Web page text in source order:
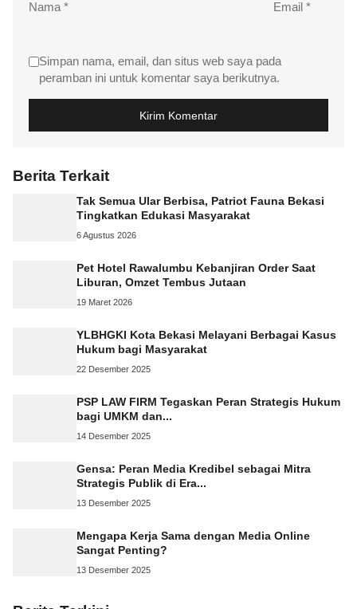
Nama * Email *
Simpan nama, email, dan situs web saya pada
peramban ini untuk komentar saya berikutnya.
Berita Terkait
Tak Semua Ular Berbisa, Patriot Fauna Bekasi
Tingkatkan Edukasi Masyarakat
6 Agustus 2026
Pet Hotel Rawalumbu Kebanjiran Order Saat
Liburan, Omzet Tembus Jutaan
19 Maret 2026
YLBHGKI Kota Bekasi Melayani Berbagai Kasus
Hukum bagi Masyarakat
22 Desember 2025
PSP LAW FIRM Tegaskan Peran Strategis Hukum
bagi UMKM dan...
14 Desember 2025
Gensa: Peran Media Kredibel sebagai Mitra
Strategis Publik di Era...
13 Desember 2025
Mengapa Kerja Sama dengan Media Online
Sangat Penting?
13 Desember 2025